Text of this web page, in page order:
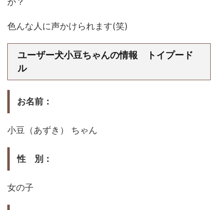
色んな人に声かけられます(笑)
ユーザー犬小豆ちゃんの情報 トイプード
ル
お名前：
小豆（あずき） ちゃん
性 別：
女の子